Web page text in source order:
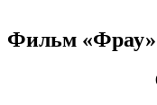
Фильм «Фрау»